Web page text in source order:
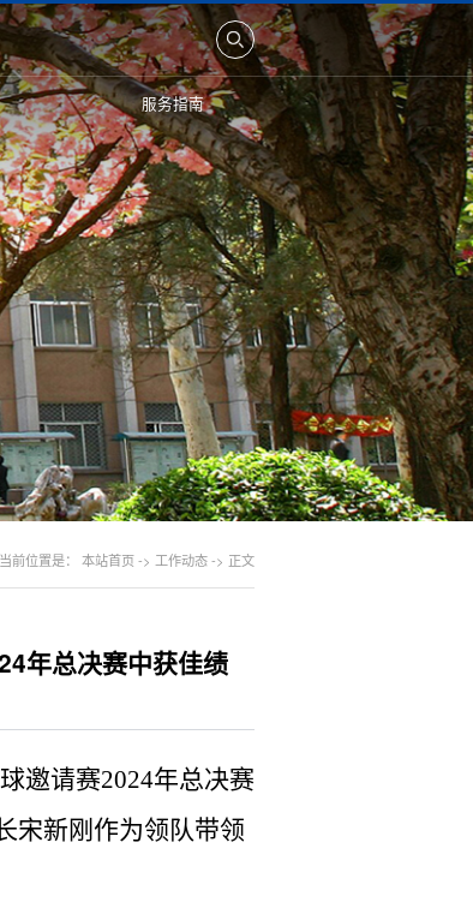
服务指南
当前位置是： 本站首页-> 工作动态-> 正文
年总决赛中获佳绩
邀请赛2024年总决赛
宋新刚作为领队带领